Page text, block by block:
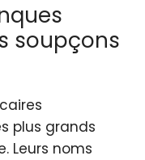
soupçons
plus grands
Leurs noms